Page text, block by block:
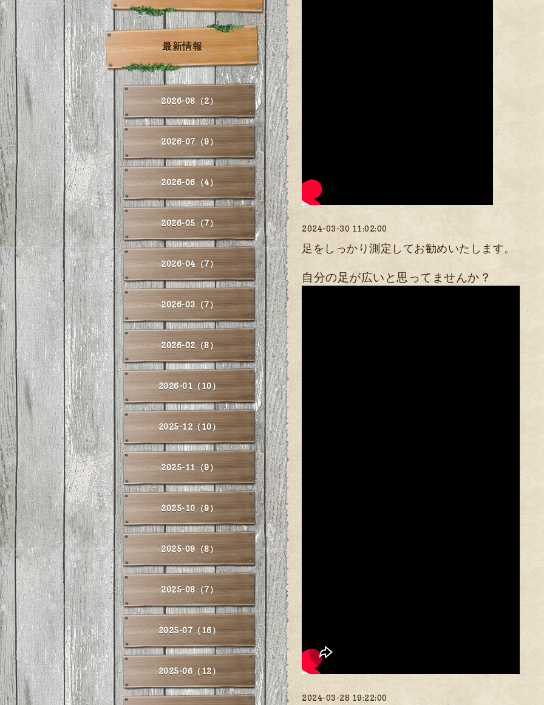
2024-03-30 11:02:00
足をしっかり測定してお勧めいたします。
自分の足が広いと思ってませんか？
2024-03-28 19:22:00
最新情報
2026-08（2）
2026-07（9）
2026-06（4）
2026-05（7）
2026-04（7）
2026-03（7）
2026-02（8）
2026-01（10）
2025-12（10）
2025-11（9）
2025-10（9）
2025-09（8）
2025-08（7）
2025-07（16）
2025-06（12）